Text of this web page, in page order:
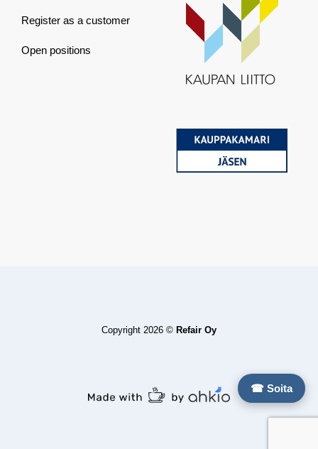
Register as a customer
Open positions
☎ Soita
Copyright 2026 © Refair Oy